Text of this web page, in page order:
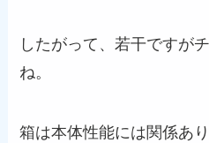
したがって、若干ですが
ね。
箱は本体性能には関係あ